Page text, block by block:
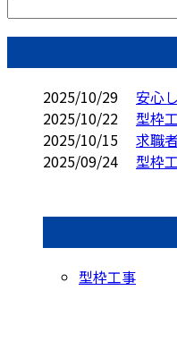
2025/10/29
安心
2025/10/22
型枠
2025/10/15
求職
2025/09/24
型枠
型枠工事